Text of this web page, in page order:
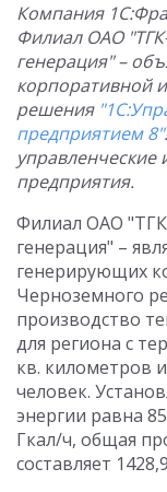
Компания
Филиал ОАО
генерация" –
корпоративной
решения
предприятием 8"
предприятия.
Филиал ОАО
генерация" –
генерирующих
Черноземного
производство
для региона с
кв. километров
человек.
энергии равна
Гкал/ч, общая
составляет